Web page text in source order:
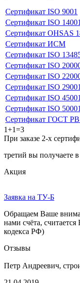
Сертификат ISO 9001
Сертификат ISO 14001
Сертификат OHSAS
Сертификат ИСМ
Сертификат ISO
Сертификат ISO
Сертификат ISO
Сертификат ISO 29001
Сертификат ISO 45001
Сертификат ISO 50001
Сертификат ГОСТ РВ
1+1=3
При заказе 2-х
третий вы получаете
Акция
Заявка на ТУ-Б
Обращаем Ваше
нами счёта,
кодекса РФ)
Отзывы
Петр Андреевич,